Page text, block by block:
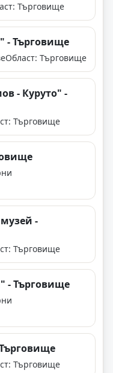
Търговище
- Търговище
Област: Търговище
- Куруто" -
Търговище
-
Търговище
- Търговище
Търговище